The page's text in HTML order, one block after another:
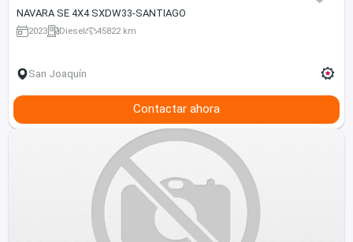
NAVARA SE 4X4 SXDW33-SANTIAGO
2023 Diesel 45822 km
San Joaquín
Contactar ahora